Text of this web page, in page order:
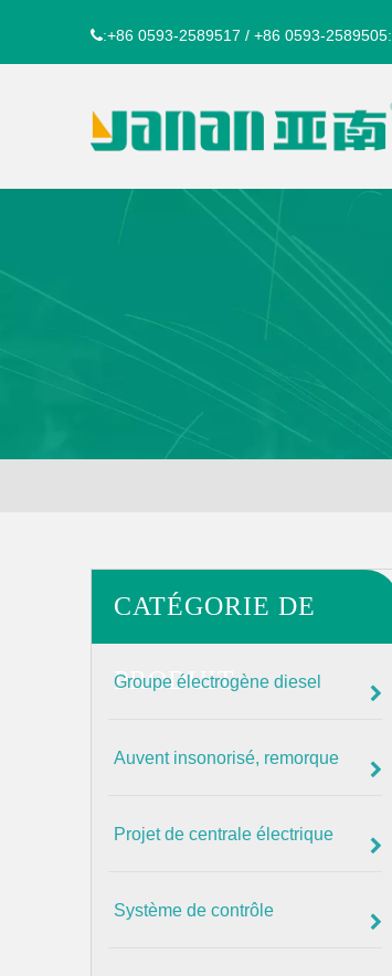
:+86 0593-2589517 / +86 0593-2589505:
CATÉGORIE DE
PRODUIT
Groupe électrogène diesel
Auvent insonorisé, remorque
Projet de centrale électrique
Système de contrôle